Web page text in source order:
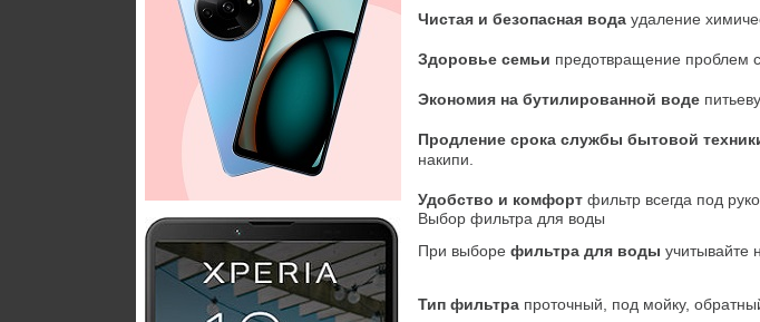
Чистая и безопасная вода удаление
Здоровье семьи предотвращение проблем
Экономия на бутилированной воде
Продление срока службы бытовой
накипи.
Удобство и комфорт фильтр всегда под
Выбор фильтра для воды
При выборе фильтра для воды учитывайте
Тип фильтра проточный, под мойку,